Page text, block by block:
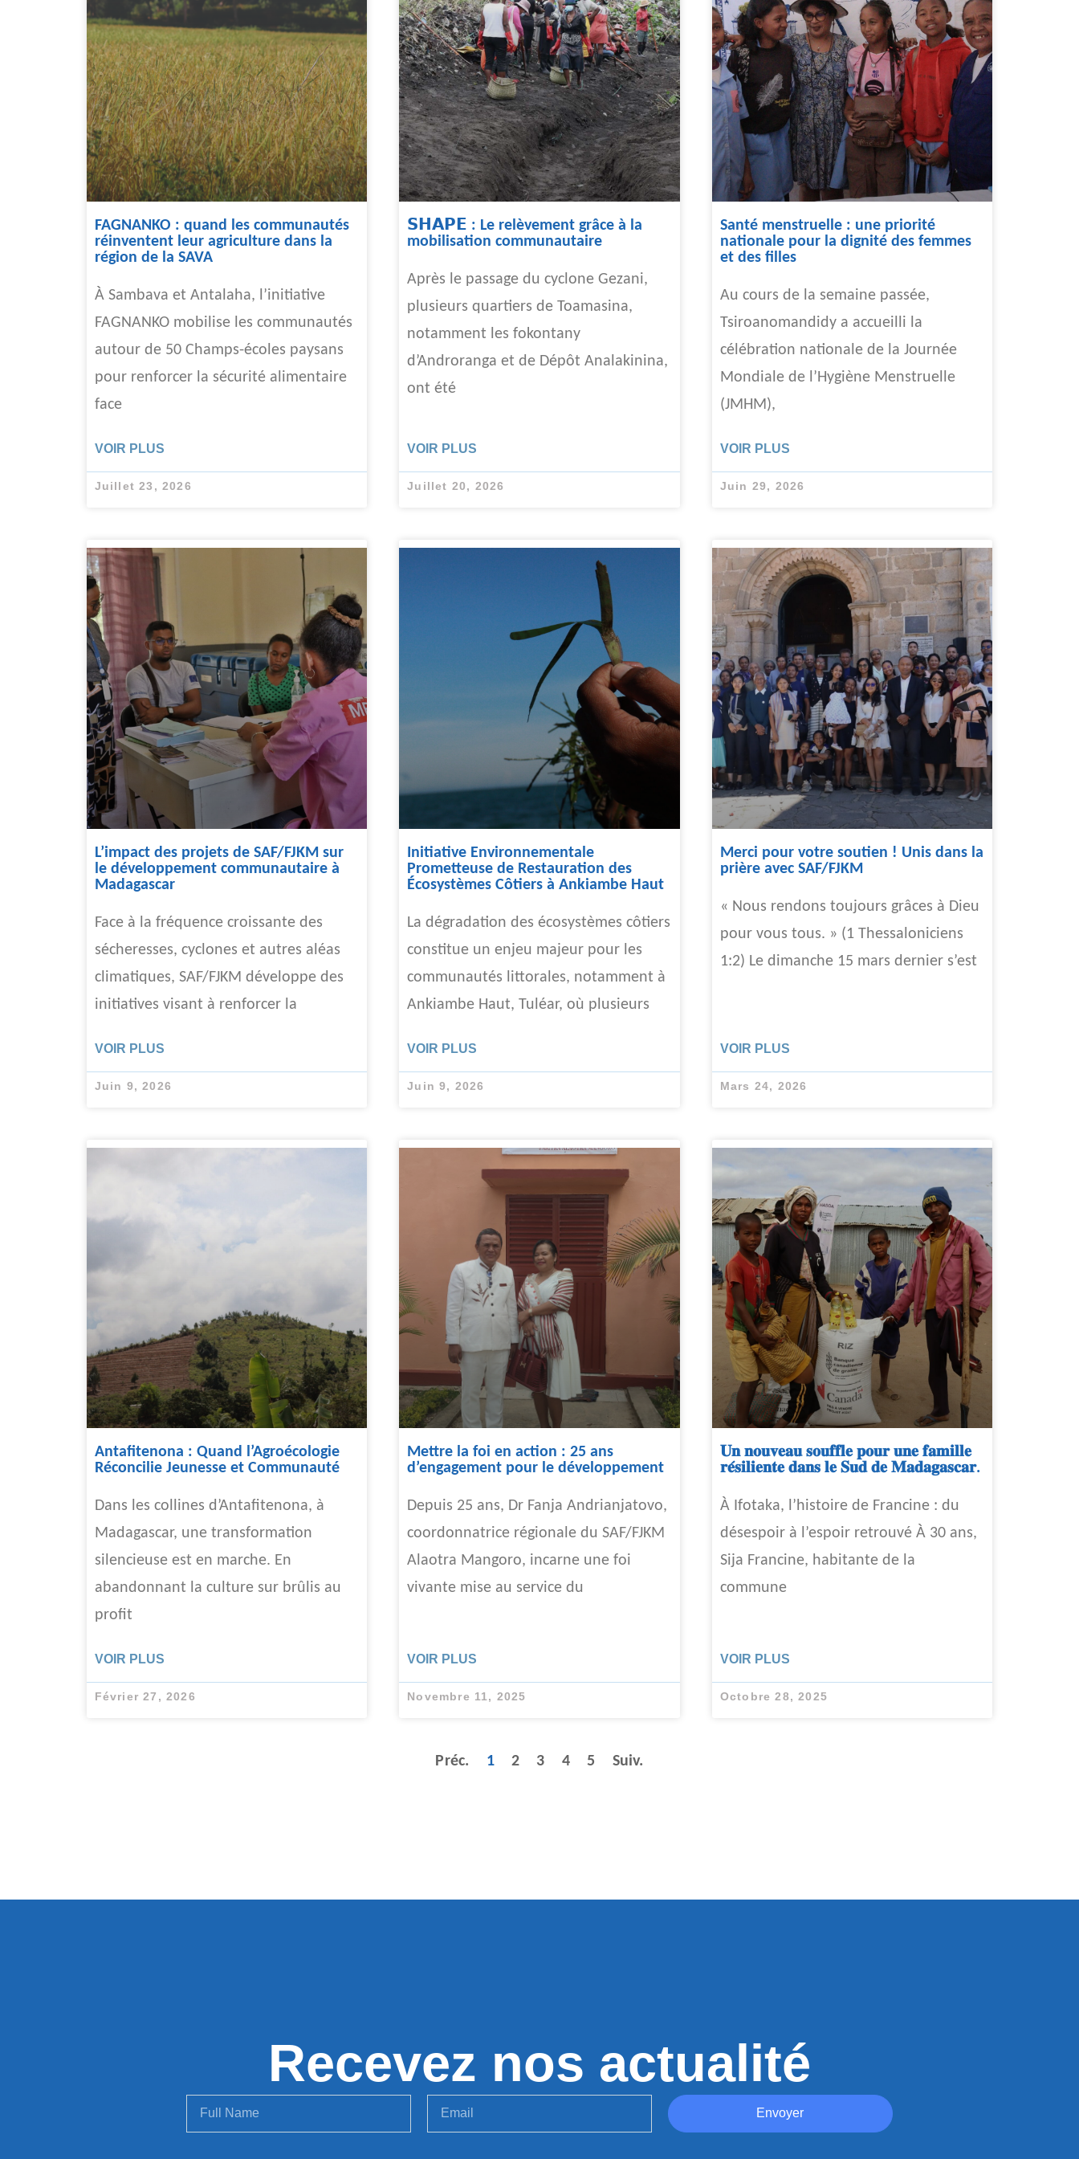
FAGNANKO : quand les communautés
réinventent leur agriculture dans la
région de la SAVA
À Sambava et Antalaha, l’initiative
FAGNANKO mobilise les communautés
autour de 50 Champs-écoles paysans
pour renforcer la sécurité alimentaire
face
VOIR PLUS
Juillet 23, 2026
𝗦𝗛𝗔𝗣𝗘 : Le relèvement grâce à la
mobilisation communautaire
Après le passage du cyclone Gezani,
plusieurs quartiers de Toamasina,
notamment les fokontany
d’Androranga et de Dépôt Analakinina,
ont été
VOIR PLUS
Juillet 20, 2026
Santé menstruelle : une priorité
nationale pour la dignité des femmes
et des filles
Au cours de la semaine passée,
Tsiroanomandidy a accueilli la
célébration nationale de la Journée
Mondiale de l’Hygiène Menstruelle
(JMHM),
VOIR PLUS
Juin 29, 2026
L’impact des projets de SAF/FJKM sur
le développement communautaire à
Madagascar
Face à la fréquence croissante des
sécheresses, cyclones et autres aléas
climatiques, SAF/FJKM développe des
initiatives visant à renforcer la
VOIR PLUS
Juin 9, 2026
Initiative Environnementale
Prometteuse de Restauration des
Écosystèmes Côtiers à Ankiambe Haut
La dégradation des écosystèmes côtiers
constitue un enjeu majeur pour les
communautés littorales, notamment à
Ankiambe Haut, Tuléar, où plusieurs
VOIR PLUS
Juin 9, 2026
Merci pour votre soutien ! Unis dans la
prière avec SAF/FJKM
« Nous rendons toujours grâces à Dieu
pour vous tous. » (1 Thessaloniciens
1:2) Le dimanche 15 mars dernier s’est
VOIR PLUS
Mars 24, 2026
Antafitenona : Quand l’Agroécologie
Réconcilie Jeunesse et Communauté
Dans les collines d’Antafitenona, à
Madagascar, une transformation
silencieuse est en marche. En
abandonnant la culture sur brûlis au
profit
VOIR PLUS
Février 27, 2026
Mettre la foi en action : 25 ans
d’engagement pour le développement
Depuis 25 ans, Dr Fanja Andrianjatovo,
coordonnatrice régionale du SAF/FJKM
Alaotra Mangoro, incarne une foi
vivante mise au service du
VOIR PLUS
Novembre 11, 2025
𝐔𝐧 𝐧𝐨𝐮𝐯𝐞𝐚𝐮 𝐬𝐨𝐮𝐟𝐟𝐥𝐞 𝐩𝐨𝐮𝐫 𝐮𝐧𝐞 𝐟𝐚𝐦𝐢𝐥𝐥𝐞
𝐫𝐞́𝐬𝐢𝐥𝐢𝐞𝐧𝐭𝐞 𝐝𝐚𝐧𝐬 𝐥𝐞 𝐒𝐮𝐝 𝐝𝐞 𝐌𝐚𝐝𝐚𝐠𝐚𝐬𝐜𝐚𝐫.
À Ifotaka, l’histoire de Francine : du
désespoir à l’espoir retrouvé À 30 ans,
Sija Francine, habitante de la
commune
VOIR PLUS
Octobre 28, 2025
Préc. 1 2 3 4 5 Suiv.
Recevez nos actualité
Envoyer